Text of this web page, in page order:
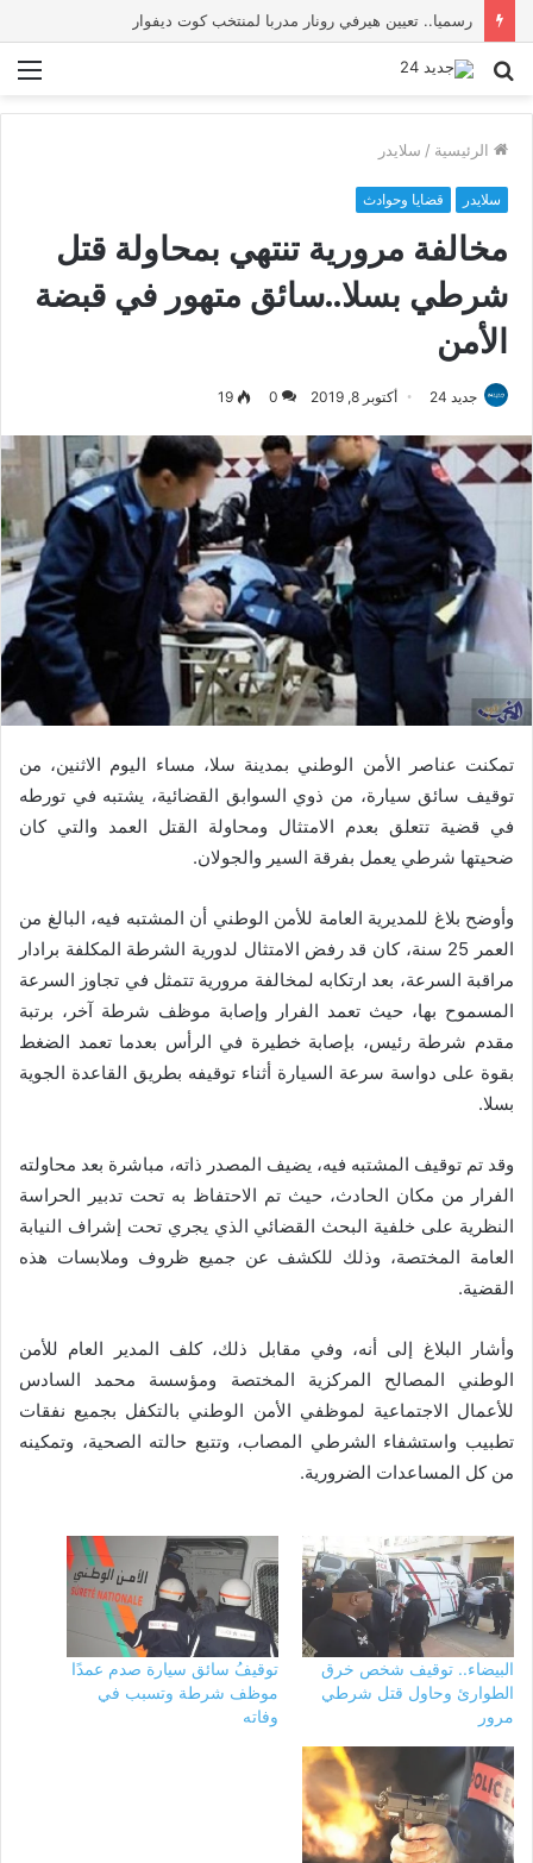
بحث
الرئيسية / سلايدر
سلايدر قضايا وحوادث
مخالفة مرورية تنتهي بمحاولة قتل
شرطي بسلا..سائق متهور في قبضة
الأمن
جديد 24 أكتوبر 8, 2019 0
19
تمكنت عناصر الأمن الوطني بمدينة سلا، مساء اليوم الاثنين، من
توقيف سائق سيارة، من ذوي السوابق القضائية، يشتبه في تورطه
في قضية تتعلق بعدم الامتثال ومحاولة القتل العمد والتي كان
ضحيتها شرطي يعمل بفرقة السير والجولان.
وأوضح بلاغ للمديرية العامة للأمن الوطني أن المشتبه فيه، البالغ من
العمر 25 سنة، كان قد رفض الامتثال لدورية الشرطة المكلفة برادار
مراقبة السرعة، بعد ارتكابه لمخالفة مرورية تتمثل في تجاوز السرعة
المسموح بها، حيث تعمد الفرار وإصابة موظف شرطة آخر، برتبة
مقدم شرطة رئيس، بإصابة خطيرة في الرأس بعدما تعمد الضغط
بقوة على دواسة سرعة السيارة أثناء توقيفه بطريق القاعدة الجوية
بسلا.
وقد تم توقيف المشتبه فيه، يضيف المصدر ذاته، مباشرة بعد محاولته
الفرار من مكان الحادث، حيث تم الاحتفاظ به تحت تدبير الحراسة
النظرية على خلفية البحث القضائي الذي يجري تحت إشراف النيابة
العامة المختصة، وذلك للكشف عن جميع ظروف وملابسات هذه
القضية.
وأشار البلاغ إلى أنه، وفي مقابل ذلك، كلف المدير العام للأمن
الوطني المصالح المركزية المختصة ومؤسسة محمد السادس
للأعمال الاجتماعية لموظفي الأمن الوطني بالتكفل بجميع نفقات
تطبيب واستشفاء الشرطي المصاب، وتتبع حالته الصحية، وتمكينه
من كل المساعدات الضرورية.
البيضاء.. توقيف شخص خرق
الطوارئ وحاول قتل شرطي
مرور
توقيفُ سائق سيارة صدم عمدًا
موظف شرطة وتسبب في
وفاته